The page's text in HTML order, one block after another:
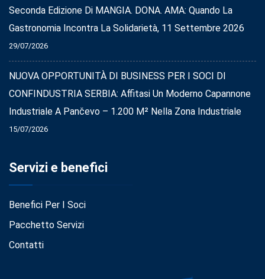
Seconda Edizione Di MANGIA. DONA. AMA: Quando La
Gastronomia Incontra La Solidarietà, 11 Settembre 2026
29/07/2026
NUOVA OPPORTUNITÀ DI BUSINESS PER I SOCI DI
CONFINDUSTRIA SERBIA: Affitasi Un Moderno Capannone
Industriale A Pančevo – 1.200 M² Nella Zona Industriale
15/07/2026
Servizi e benefici
Benefici Per I Soci
Pacchetto Servizi
Contatti